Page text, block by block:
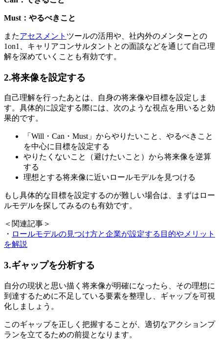
Must：やるべきこと
またアセスメント ツールの活用や、社内外のメンターとの
1on1、キャリアコンサルタントとの面談などを通じて自己理
解を深めていくことも有効です。
2.将来像を設定する
自己理解を行ったあとは、自身の将来像や目標を設定しま
す。具体的に設定する際には、次のような視点を用いると効
果的です。
「Will・Can・Must」からやりたいこと、やるべきこと
を中心に目標を設定する
やりたくないこと（避けたいこと）から将来像を逆算
する
理想とする将来像に近いロールモデルを見つける
もし具体的な目標を設定するのが難しい場合は、まずはロー
ルモデルを探してみるのも有効です。
＜関連記事＞
・ ロールモデルの見つけ方と企業が設定する目的やメリット
を解説
3.ギャップを分析する
自分の現状と思い描く将来像が明確になったら、その理想に
到達するために不足している要素を整理し、ギャップを可視
化しましょう。
このギャップを正しく把握することが、適切なアクションプ
ランを立てるための前提となります。